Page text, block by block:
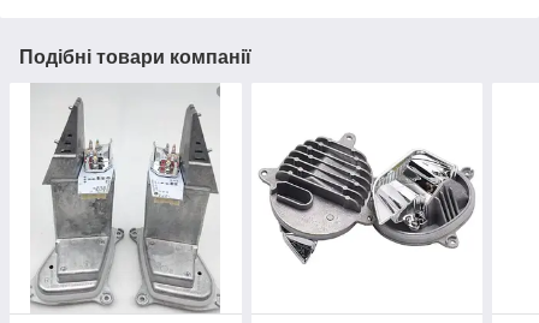
Подібні товари компанії